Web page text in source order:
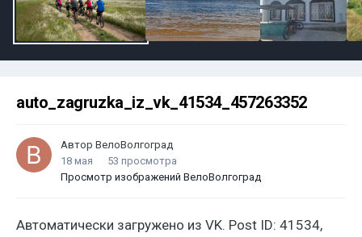
auto_zagruzka_iz_vk_41534_457263352
Автор ВелоВолгоград
18 мая
53 просмотра
Просмотр изображений ВелоВолгоград
Автоматически загружено из VK. Post ID: 41534,